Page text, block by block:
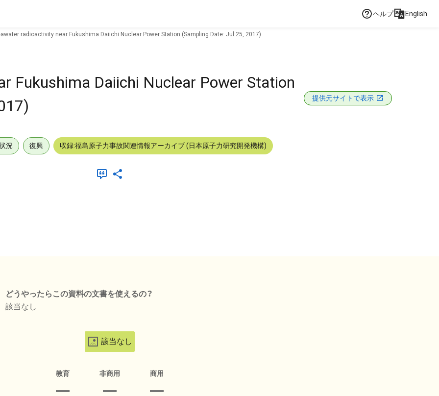
ヘルプ English
radioactivity near Fukushima Daiichi Nuclear Power Station (Sampling Date: Jul 25, 2017)
Fukushima Daiichi Nuclear Power Station
提供元サイトで表示
況 復興 収録:福島原子力事故関連情報アーカイブ (日本原子力研究開発機構)
どうやったらこの資料の文書を使えるの？
該当なし
該当なし
教育 非商用 商用